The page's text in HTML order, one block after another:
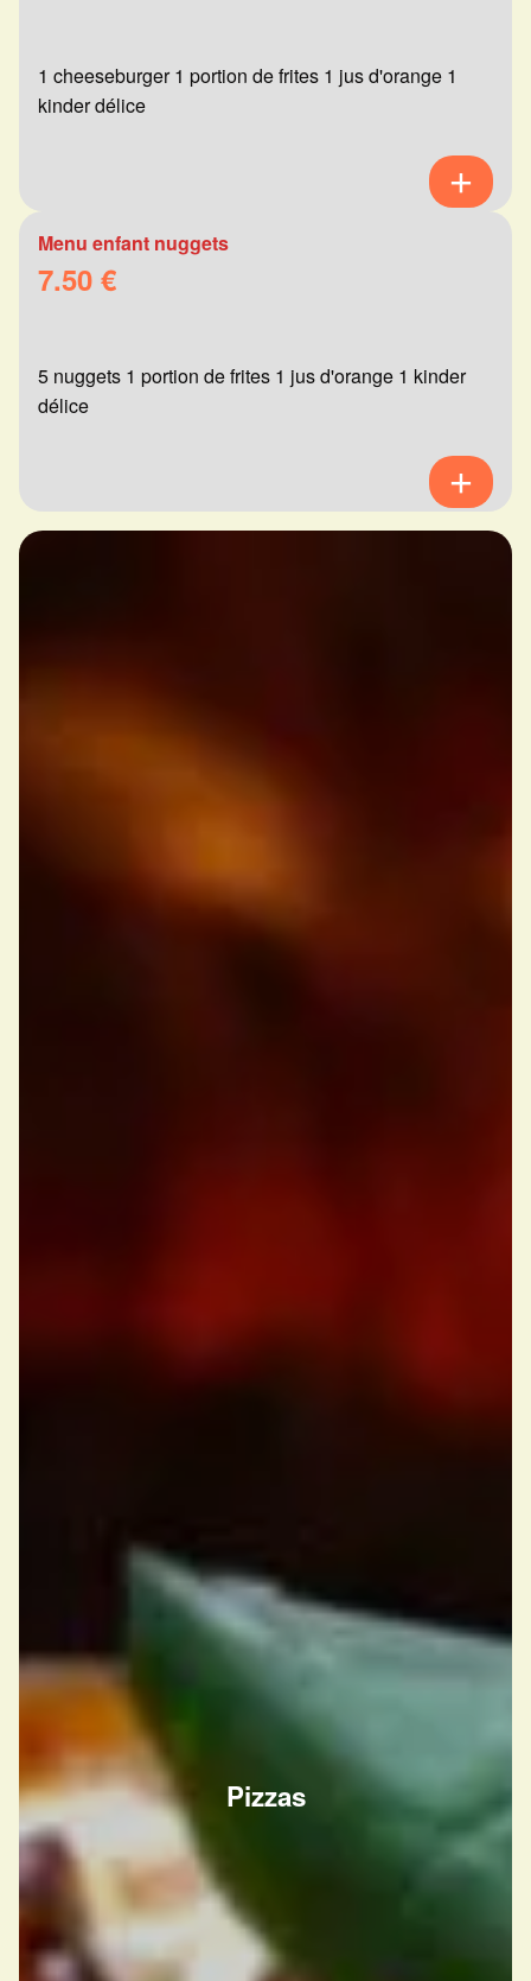
1 cheeseburger 1 portion de frites 1 jus d'orange 1
kinder délice
Menu enfant nuggets
7.50 €
5 nuggets 1 portion de frites 1 jus d'orange 1 kinder
délice
Pizzas